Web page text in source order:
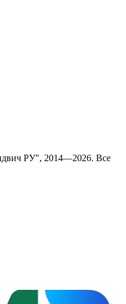
РУ", 2014—2026. Все